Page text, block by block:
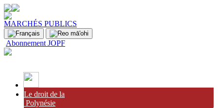
MARCHÉS PUBLICS
Abonnement JOPF
Le droit de la
Polynésie